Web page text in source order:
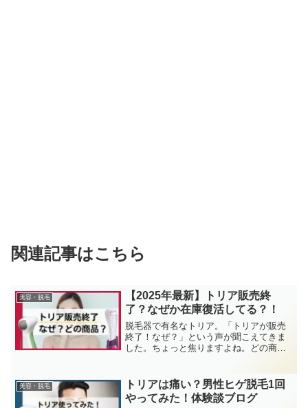
関連記事はこちら
美容・脱毛
【2025年最新】トリア販売終
了？なぜか在庫復活してる？！
脱毛器で有名なトリア。「トリアが販売
終了！なぜ？」という声が聞こえてきま
した。ちょっと焦りますよね。どの商品
え！もしかしてトリアの脱毛器が販売終
了してしまったの？というあな...
美容・脱毛
トリアは痛い？男性ヒゲ脱毛1回
やってみた！体験談ブログ